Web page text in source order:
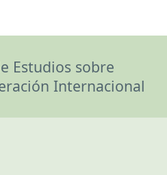
Estudios sobre
Internacional